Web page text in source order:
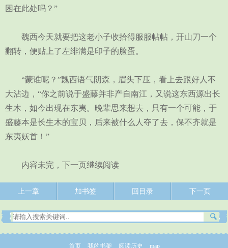
困在此处吗？”
魏西今天就要把这老小子收拾得服服帖帖，开山刀一个
翻转，便贴上了左绯满是印子的脸蛋。
“蒙谁呢？”魏西语气阴森，眉头下压，看上去跟好人不
大沾边，“你之前说于盛藤并非产自南江，又说这东西源出长
生木，如今出现在东夷。晚辈思来想去，只有一个可能，于
盛藤本是长生木的宝贝，后来被什么人夺了去，保不齐就是
东夷妖首！”
内容未完，下一页继续阅读
上一章 加书签 回目录 下一页
首页 我的书架 阅读历史 map